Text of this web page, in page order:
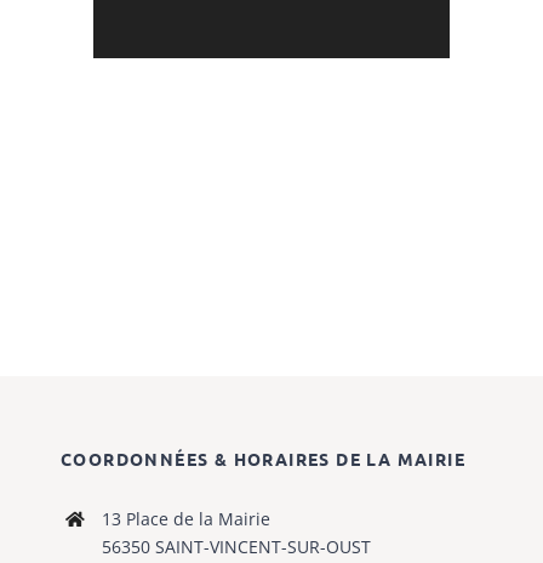
COORDONNÉES & HORAIRES DE LA MAIRIE
13 Place de la Mairie
56350 SAINT-VINCENT-SUR-OUST